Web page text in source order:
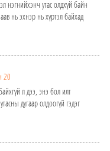
нэгнийхэнч утас олдхүй байн
нь эхнэр нь хүртэл байхад
20
л дээ, энэ бол илт
дугаар олдоогүй гэдэг